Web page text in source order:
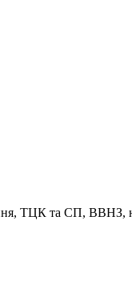
ТЦК та СП, ВВНЗ,